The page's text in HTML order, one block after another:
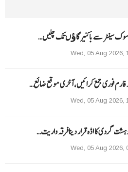
سینٹر سے باکنیر گاﺅں تک چلیں…
Wed, 05 Aug 2026,
فوری جمع کرائیں، آخری موقع ضائع…
Wed, 05 Aug 2026,
گردی کا اڈہ قرار دینا فرقہ واریت…
Wed, 05 Aug 2026,